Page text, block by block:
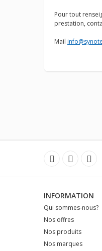
Pour tout
prestation,
Mail
INFORMATION
Qui sommes-nous?
Nos offres
Nos produits
Nos marques